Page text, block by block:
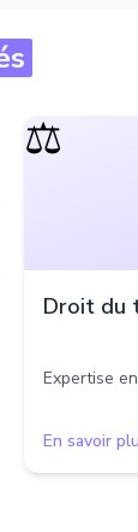
⚖️
Droit du
Expertise
En savoir